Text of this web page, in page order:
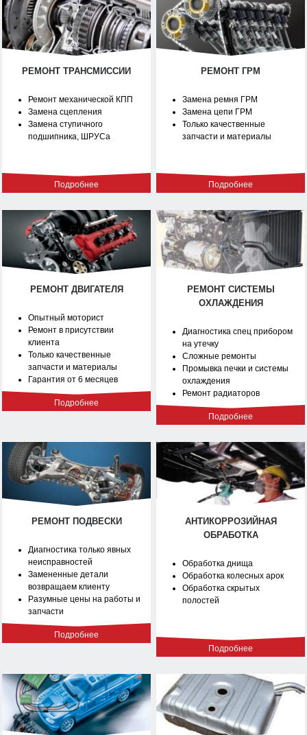
РЕМОНТ ТРАНСМИССИИ
Ремонт механической КПП
Замена сцепления
Замена ступичного
подшипника, ШРУСа
Подробнее
РЕМОНТ ГРМ
Замена ремня ГРМ
Замена цепи ГРМ
Только качественные
запчасти и материалы
Подробнее
РЕМОНТ ДВИГАТЕЛЯ
Опытный моторист
Ремонт в присутствии
клиента
Только качественные
запчасти и материалы
Гарантия от 6 месяцев
Подробнее
РЕМОНТ СИСТЕМЫ
ОХЛАЖДЕНИЯ
Диагностика спец прибором
на утечку
Сложные ремонты
Промывка печки и системы
охлаждения
Ремонт радиаторов
Подробнее
РЕМОНТ ПОДВЕСКИ
Диагностика только явных
неисправностей
Замененные детали
возвращаем клиенту
Разумные цены на работы и
запчасти
Подробнее
АНТИКОРРОЗИЙНАЯ
ОБРАБОТКА
Обработка днища
Обработка колесных арок
Обработка скрытых
полостей
Подробнее